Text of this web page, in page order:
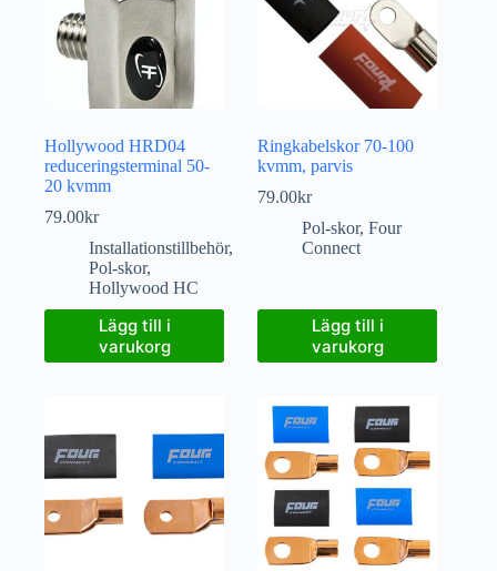
Hollywood HRD04
reduceringsterminal 50-
20 kvmm
79.00kr
Installationstillbehör,
Pol-skor,
Hollywood HC
Lägg till i
varukorg
Ringkabelskor 70-100
kvmm, parvis
79.00kr
Pol-skor,Four
Connect
Lägg till i
varukorg